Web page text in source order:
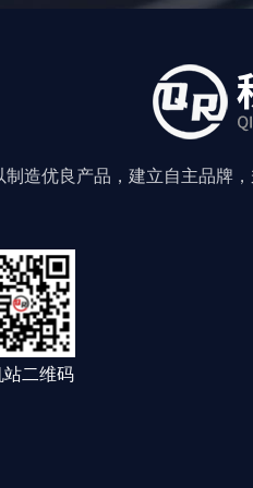
制造优良产品，建立自主品牌
站二维码